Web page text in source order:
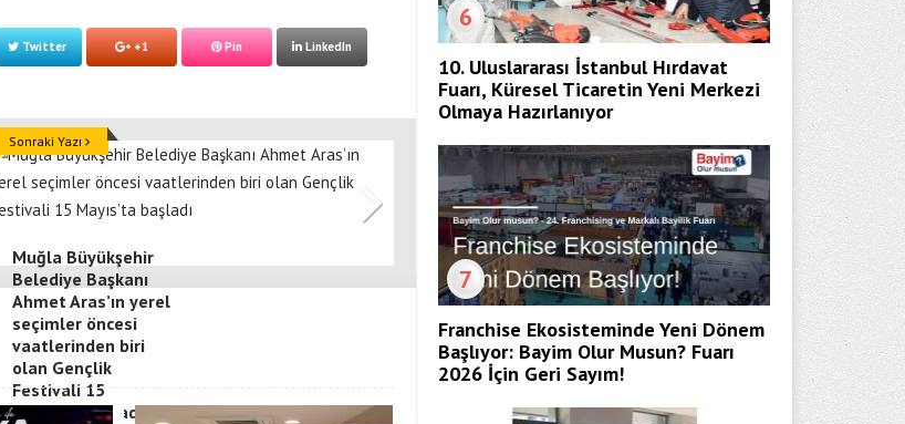
Twitter +1 Pin LinkedIn
Muğla Büyükşehir
Belediye Başkanı
Ahmet Aras’ın yerel
seçimler öncesi
vaatlerinden biri
olan Gençlik
Festivali 15
Mayıs’ta başladı
Sonraki Yazı
6
10. Uluslararası İstanbul Hırdavat
Fuarı, Küresel Ticaretin Yeni Merkezi
Olmaya Hazırlanıyor
7
Franchise Ekosisteminde Yeni Dönem
Başlıyor: Bayim Olur Musun? Fuarı
2026 İçin Geri Sayım!